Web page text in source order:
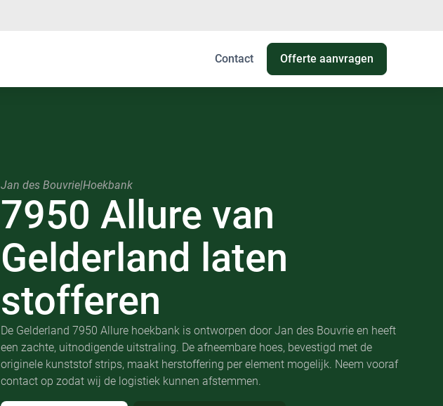
Contact Offerte aanvragen
Jan des Bouvrie|Hoekbank
7950 Allure van
Gelderland laten
stofferen
De Gelderland 7950 Allure hoekbank is ontworpen door Jan des Bouvrie en heeft
een zachte, uitnodigende uitstraling. De afneembare hoes, bevestigd met de
originele kunststof strips, maakt herstoffering per element mogelijk. Neem vooraf
contact op zodat wij de logistiek kunnen afstemmen.